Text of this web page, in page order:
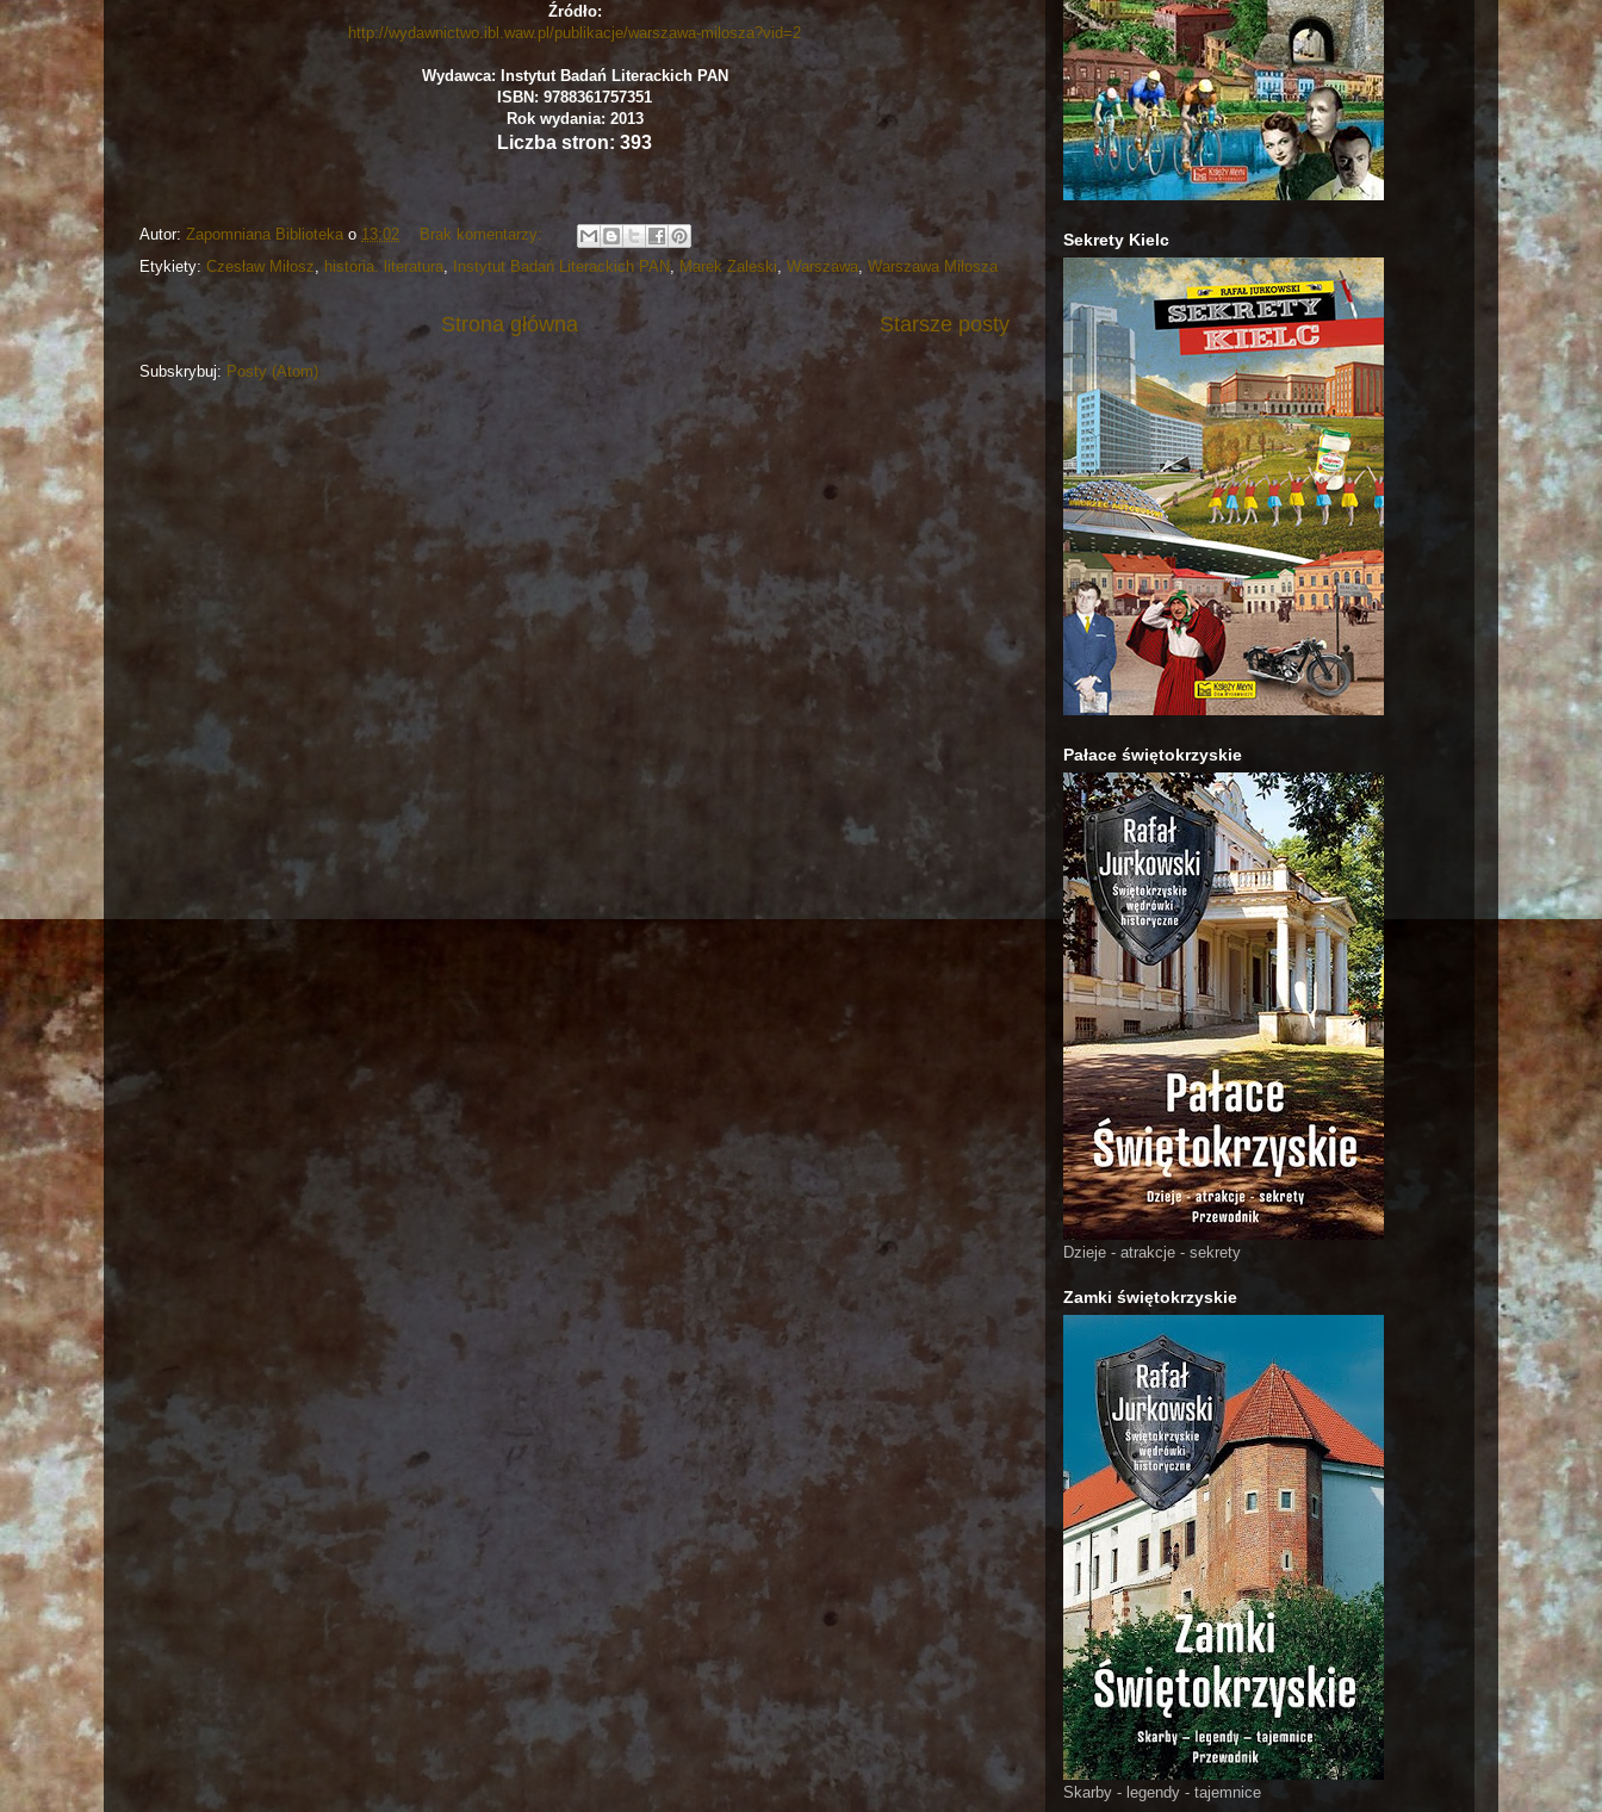
Źródło:
http://wydawnictwo.ibl.waw.pl/publikacje/warszawa-milosza?vid=2
Wydawca: Instytut Badań Literackich PAN
ISBN: 9788361757351
Rok wydania: 2013
Liczba stron: 393
Autor: Zapomniana Biblioteka o 13:02
Brak komentarzy:
Etykiety: Czesław Miłosz historia. literatura Instytut Badań Literackich PAN Marek Zaleski Warszawa Warszawa Miłosza
Starsze posty
Strona główna
Subskrybuj: Posty (Atom)
Sekrety Kielc
Pałace świętokrzyskie
Dzieje - atrakcje - sekrety
Zamki świętokrzyskie
Skarby - legendy - tajemnice